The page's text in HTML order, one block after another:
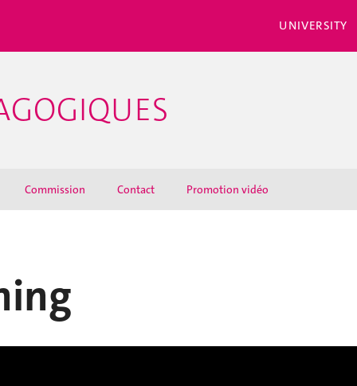
UNIVERSITY
Commission Contact Promotion vidéo